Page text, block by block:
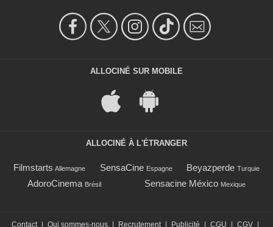
ALLOCINÉ SUR MOBILE
ALLOCINÉ À L'ÉTRANGER
Filmstarts Allemagne SensaCine Espagne Beyazperde Turquie
AdoroCinema Brésil Sensacine México Mexique
Contact Qui sommes-nous Recrutement Publicité CGU CGV